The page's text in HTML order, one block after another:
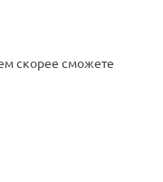
скорее сможете